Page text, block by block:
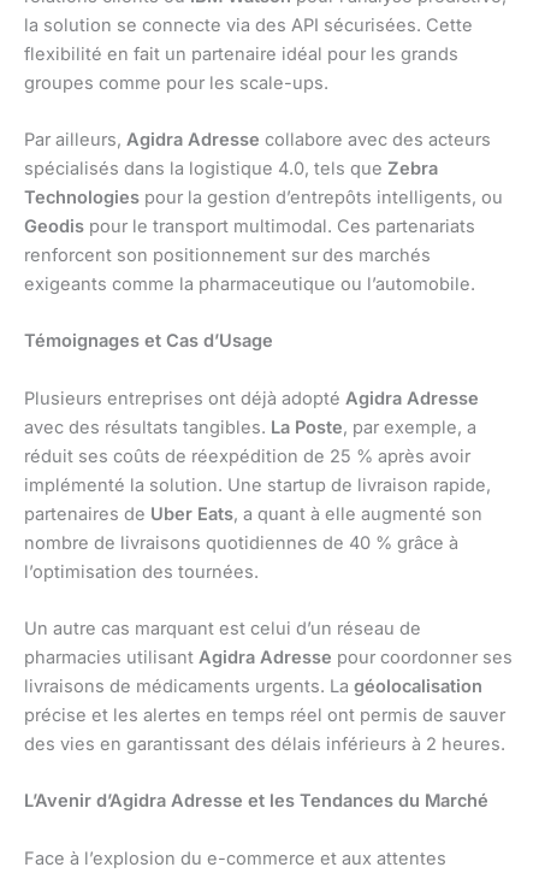
la solution se connecte via des API sécurisées. Cette
flexibilité en fait un partenaire idéal pour les grands
groupes comme pour les scale-ups.
Par ailleurs, Agidra Adresse collabore avec des acteurs
spécialisés dans la logistique 4.0, tels que Zebra
Technologies pour la gestion d’entrepôts intelligents, ou
Geodis pour le transport multimodal. Ces partenariats
renforcent son positionnement sur des marchés
exigeants comme la pharmaceutique ou l’automobile.
Témoignages et Cas d’Usage
Plusieurs entreprises ont déjà adopté Agidra Adresse
avec des résultats tangibles. La Poste, par exemple, a
réduit ses coûts de réexpédition de 25 % après avoir
implémenté la solution. Une startup de livraison rapide,
partenaires de Uber Eats, a quant à elle augmenté son
nombre de livraisons quotidiennes de 40 % grâce à
l’optimisation des tournées.
Un autre cas marquant est celui d’un réseau de
pharmacies utilisant Agidra Adresse pour coordonner ses
livraisons de médicaments urgents. La géolocalisation
précise et les alertes en temps réel ont permis de sauver
des vies en garantissant des délais inférieurs à 2 heures.
L’Avenir d’Agidra Adresse et les Tendances du Marché
Face à l’explosion du e-commerce et aux attentes